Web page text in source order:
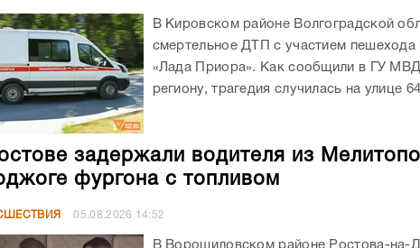
В Кировском районе Волгоградской
смертельное ДТП с участием пешехода
«Лада Приора». Как сообщили в ГУ
региону, трагедия случилась на улице
задержали водителя из
фургона с топливом
05.08.2026 14:52
В Ворошиловском районе Ростова-на-